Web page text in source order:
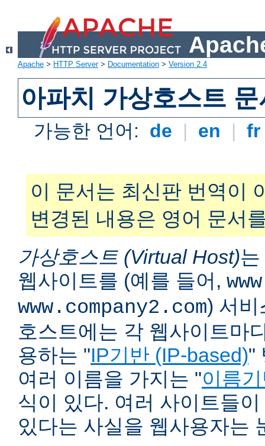
Apache > HTTP Server> Documentation > Version 2.4
아파치 가상호스트 문
가능한 언어: de | en |
이 문서는 최신판 번역이
변경된 내용은 영어 문서
가상호스트 (Virtual Host)
웹사이트를 (예를 들어,
www.company2.com) 서비
호스트에는 각 웹사이트마
용하는 "IP기반 (IP-based)"
여러 이름을 가지는 "이름
식이 있다. 여러 사이트들
있다는 사실을 웹사용자는